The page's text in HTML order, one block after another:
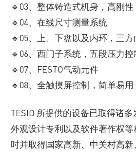
🔹03、整体铸造式机身，高刚
🔹04、在线尺寸测量系统
🔹05、上、下盘以及内环，三
🔹06、西门子系统，五段压力控
🔹07、FESTO气动元件
🔹08、全触摸屏控制，简单易用
TESID 所提供的设备已取得诸多
外观设计专利以及软件著作权
时并取得国家高新、中关村高新